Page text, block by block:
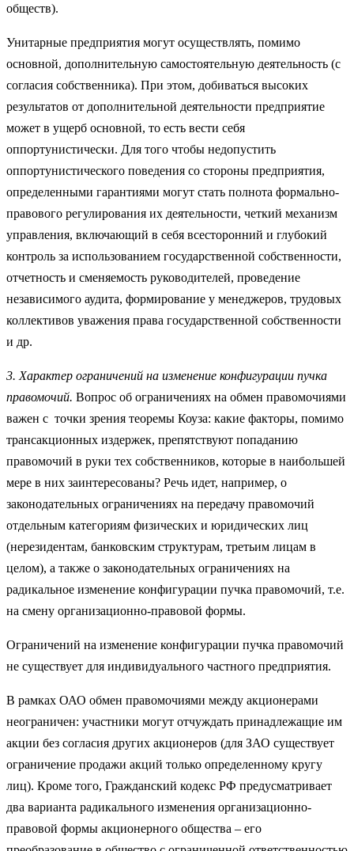
обществ).
Унитарные предприятия могут осуществлять, помимо
основной, дополнительную самостоятельную деятельность (с
согласия собственника). При этом, добиваться высоких
результатов от дополнительной деятельности предприятие
может в ущерб основной, то есть вести себя
оппортунистически. Для того чтобы недопустить
оппортунистического поведения со стороны предприятия,
определенными гарантиями могут стать полнота формально-
правового регулирования их деятельности, четкий механизм
управления, включающий в себя всесторонний и глубокий
контроль за использованием государственной собственности,
отчетность и сменяемость руководителей, проведение
независимого аудита, формирование у менеджеров, трудовых
коллективов уважения права государственной собственности
и др.
3. Характер ограничений на изменение конфигурации пучка
правомочий. Вопрос об ограничениях на обмен правомочиями
важен с точки зрения теоремы Коуза: какие факторы, помимо
трансакционных издержек, препятствуют попаданию
правомочий в руки тех собственников, которые в наибольшей
мере в них заинтересованы? Речь идет, например, о
законодательных ограничениях на передачу правомочий
отдельным категориям физических и юридических лиц
(нерезидентам, банковским структурам, третьим лицам в
целом), а также о законодательных ограничениях на
радикальное изменение конфигурации пучка правомочий, т.е.
на смену организационно-правовой формы.
Ограничений на изменение конфигурации пучка правомочий
не существует для индивидуального частного предприятия.
В рамках ОАО обмен правомочиями между акционерами
неограничен: участники могут отчуждать принадлежащие им
акции без согласия других акционеров (для ЗАО существует
ограничение продажи акций только определенному кругу
лиц). Кроме того, Гражданский кодекс РФ предусматривает
два варианта радикального изменения организационно-
правовой формы акционерного общества – его